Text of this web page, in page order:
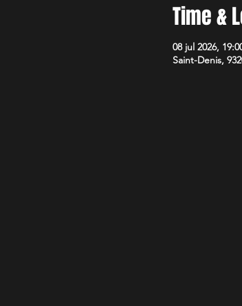
Time &
08 jul 2026,
Saint-Denis,